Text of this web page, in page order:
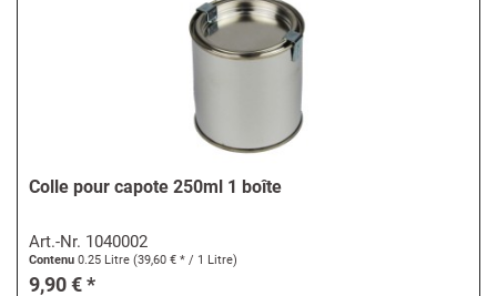
Colle pour capote 250ml 1 boîte
Art.-Nr. 1040002
Contenu0.25 Litre(39,60 € * / 1 Litre)
9,90 € *